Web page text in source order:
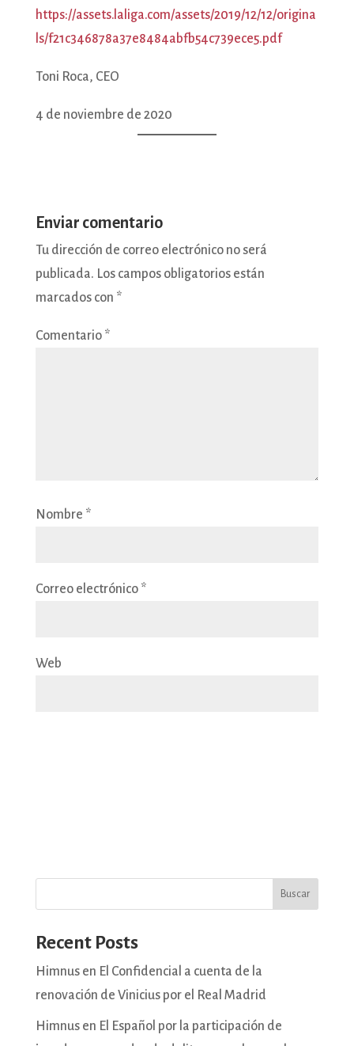
https://assets.laliga.com/assets/2019/12/12/origina
ls/f21c346878a37e8484abfb54c739ece5.pdf
Toni Roca, CEO
4 de noviembre de 2020
Enviar comentario
Tu dirección de correo electrónico no será
publicada. Los campos obligatorios están
marcados con *
Comentario *
Nombre *
Correo electrónico *
Web
Buscar
Recent Posts
Himnus en El Confidencial a cuenta de la
renovación de Vinicius por el Real Madrid
Himnus en El Español por la participación de